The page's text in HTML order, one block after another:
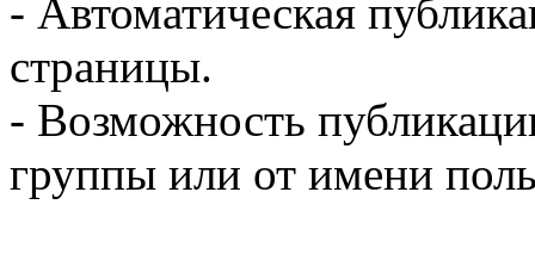
- Автоматическая
страницы.
- Возможность
группы или от имени